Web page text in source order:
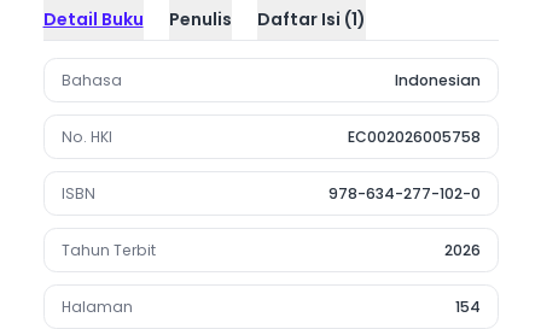
Detail Buku Penulis Daftar Isi (1)
Bahasa Indonesian
No. HKI EC002026005758
ISBN 978-634-277-102-0
Tahun Terbit 2026
Halaman 154